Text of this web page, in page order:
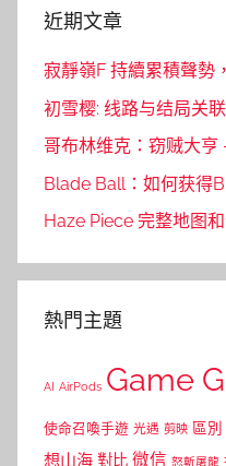
近期文章
寂靜嶺F 持續累積聲勢
初雪樱: 线路与结局关
哥布林维克：窃贼大亨
Blade Ball：如何获得
Haze Piece 完整地图
熱門主題
AI AirPods Game
使命召喚手遊 光遇 剪映 區別
想山海 對比 微信 怒斬屠龍